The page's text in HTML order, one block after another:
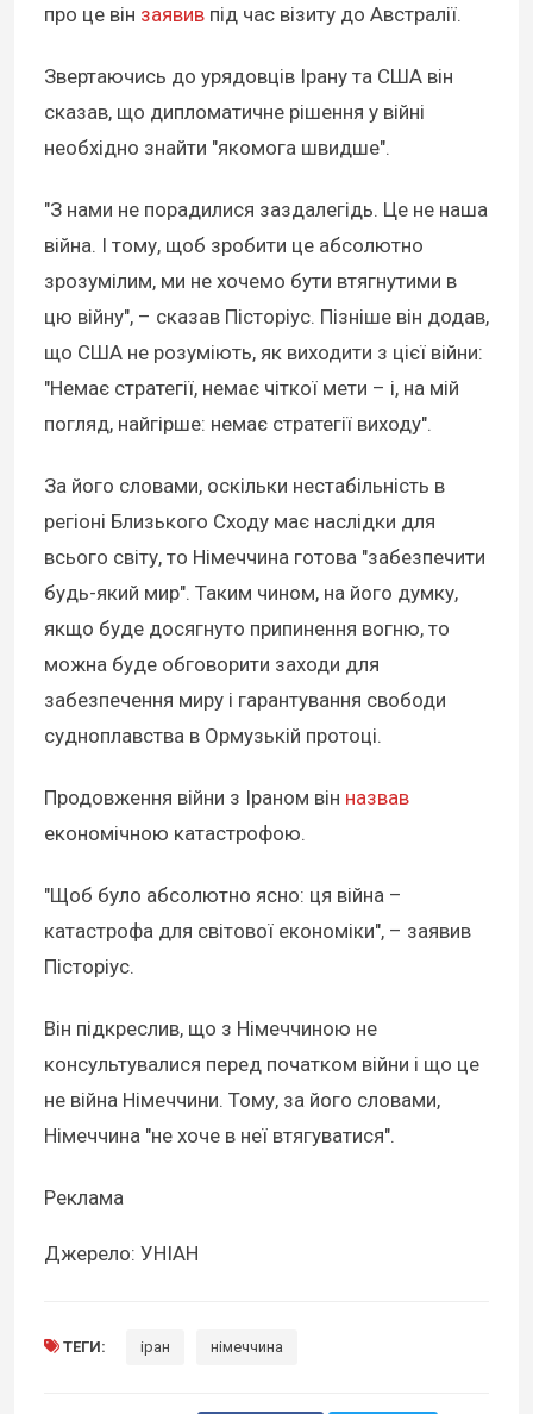
про це він заявив під час візиту до Австралії.
Звертаючись до урядовців Ірану та США він
сказав, що дипломатичне рішення у війні
необхідно знайти "якомога швидше".
"З нами не порадилися заздалегідь. Це не наша
війна. І тому, щоб зробити це абсолютно
зрозумілим, ми не хочемо бути втягнутими в
цю війну", – сказав Пісторіус. Пізніше він додав,
що США не розуміють, як виходити з цієї війни:
"Немає стратегії, немає чіткої мети – і, на мій
погляд, найгірше: немає стратегії виходу".
За його словами, оскільки нестабільність в
регіоні Близького Сходу має наслідки для
всього світу, то Німеччина готова "забезпечити
будь-який мир". Таким чином, на його думку,
якщо буде досягнуто припинення вогню, то
можна буде обговорити заходи для
забезпечення миру і гарантування свободи
судноплавства в Ормузькій протоці.
Продовження війни з Іраном він назвав
економічною катастрофою.
"Щоб було абсолютно ясно: ця війна –
катастрофа для світової економіки", – заявив
Пісторіус.
Він підкреслив, що з Німеччиною не
консультувалися перед початком війни і що це
не війна Німеччини. Тому, за його словами,
Німеччина "не хоче в неї втягуватися".
Реклама
Джерело: УНІАН
ТЕГИ: іран німеччина